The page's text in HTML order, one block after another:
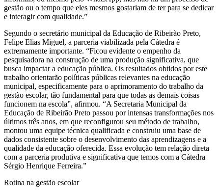
gestão ou o tempo que eles mesmos gostariam de ter para se dedicar
e interagir com qualidade.”
Segundo o secretário municipal da Educação de Ribeirão Preto,
Felipe Elias Miguel, a parceria viabilizada pela Cátedra é
extremamente importante. “Ficou evidente o empenho da
pesquisadora na construção de uma produção significativa, que
busca impactar a educação pública. Os resultados obtidos por este
trabalho orientarão políticas públicas relevantes na educação
municipal, especificamente para o aprimoramento do trabalho da
gestão escolar, tão fundamental para que todas as demais coisas
funcionem na escola”, afirmou. “A Secretaria Municipal da
Educação de Ribeirão Preto passou por intensas transformações nos
últimos três anos, em que reconfigurou seu método de trabalho,
montou uma equipe técnica qualificada e construiu uma base de
dados consistente sobre o desenvolvimento das aprendizagens e a
qualidade da educação oferecida. Essa evolução tem relação direta
com a parceria produtiva e significativa que temos com a Cátedra
Sérgio Henrique Ferreira.”
Rotina na gestão escolar